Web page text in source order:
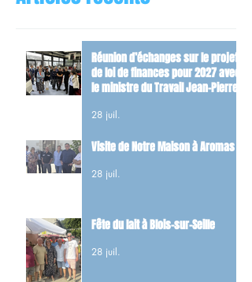
Réunion d’échanges sur le projet
de loi de finances pour 2027 avec
le ministre du Travail Jean-Pierre
28 juil.
Visite de Notre Maison à Aromas
28 juil.
Fête du lait à Blois-sur-Seille
28 juil.